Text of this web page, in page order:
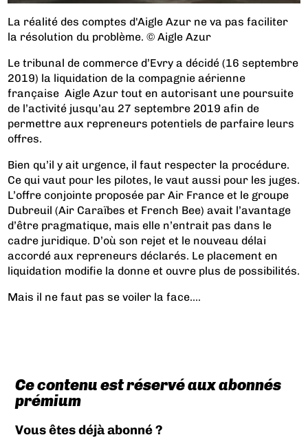
La réalité des comptes d'Aigle Azur ne va pas faciliter
la résolution du problème. © Aigle Azur
Le tribunal de commerce d’Evry a décidé (16 septembre
2019) la liquidation de la compagnie aérienne
française Aigle Azur tout en autorisant une poursuite
de l’activité jusqu’au 27 septembre 2019 afin de
permettre aux repreneurs potentiels de parfaire leurs
offres.
Bien qu’il y ait urgence, il faut respecter la procédure.
Ce qui vaut pour les pilotes, le vaut aussi pour les juges.
L’offre conjointe proposée par Air France et le groupe
Dubreuil (Air Caraïbes et French Bee) avait l’avantage
d’être pragmatique, mais elle n’entrait pas dans le
cadre juridique. D’où son rejet et le nouveau délai
accordé aux repreneurs déclarés. Le placement en
liquidation modifie la donne et ouvre plus de possibilités.
Mais il ne faut pas se voiler la face....
Ce contenu est réservé aux abonnés
prémium
Vous êtes déjà abonné ?